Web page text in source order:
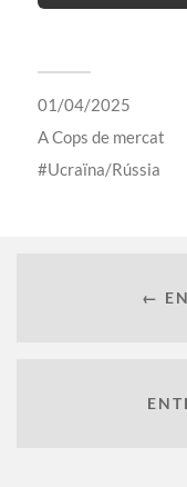
01/04/2025
ACops de mercat
Ucraïna/Rússia
←